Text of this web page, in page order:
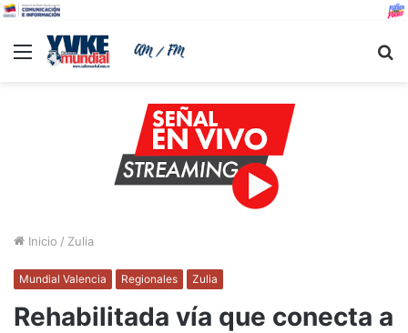
Menu
Inicio / Zulia
Mundial Valencia Regionales Zulia
Rehabilitada vía que conecta a